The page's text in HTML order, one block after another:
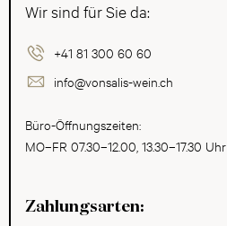
Wir sind für Sie da:
+41 81 300 60 60
info@vonsalis-wein.ch
Büro-Öffnungszeiten:
MO–FR 07.30–12.00, 13.30–17.30 Uhr
Zahlungsarten: